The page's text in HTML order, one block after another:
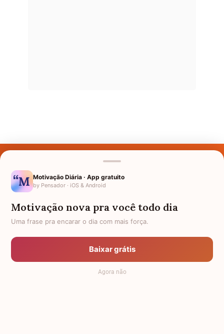
Nomes pelo Mundo
Política de Privacidade
Anuncie
Termos de Uso
Motivação Diária · App gratuito
by Pensador · iOS & Android
Motivação nova pra você todo dia
Uma frase pra encarar o dia com mais força.
Baixar grátis
Agora não